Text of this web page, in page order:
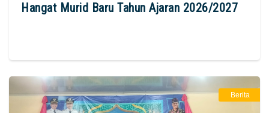
Hangat Murid Baru Tahun Ajaran 2026/2027
Berita